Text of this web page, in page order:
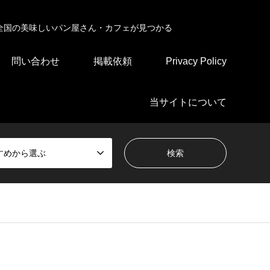
の美味しいパン屋さん・カフェが見つかる
問い合わせ 掲載依頼 Privacy Policy
当サイトについて
めから選ぶ